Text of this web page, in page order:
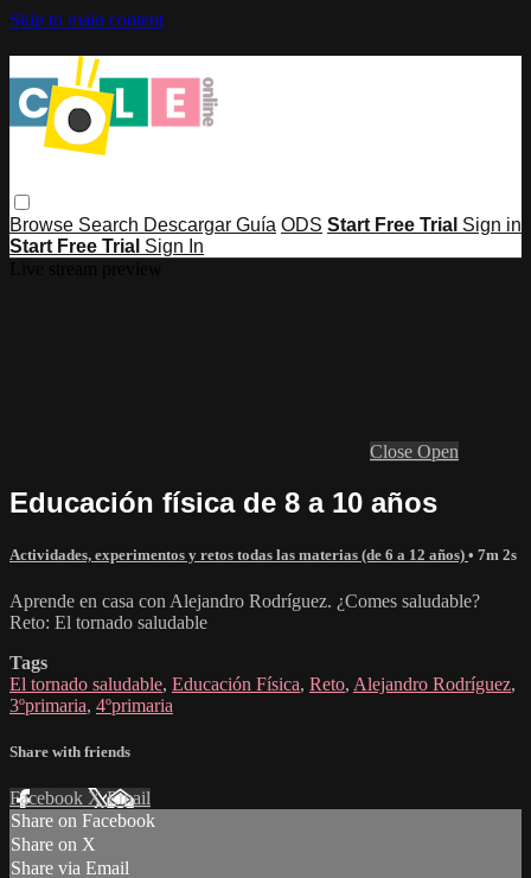
Skip to main content
Browse Search Descargar Guía ODS Start Free Trial Sign in
Start Free Trial Sign In
Close Open
Educación física de 8 a 10 años
Actividades, experimentos y retos todas las materias (de 6 a 12 años) • 7m 2s
Aprende en casa con Alejandro Rodríguez. ¿Comes saludable?
Reto: El tornado saludable
Tags
El tornado saludable, Educación Física, Reto, Alejandro Rodríguez,
3ºprimaria, 4ºprimaria
Share with friends
Facebook XEmail
Share on Facebook
Share on X
Share via Email